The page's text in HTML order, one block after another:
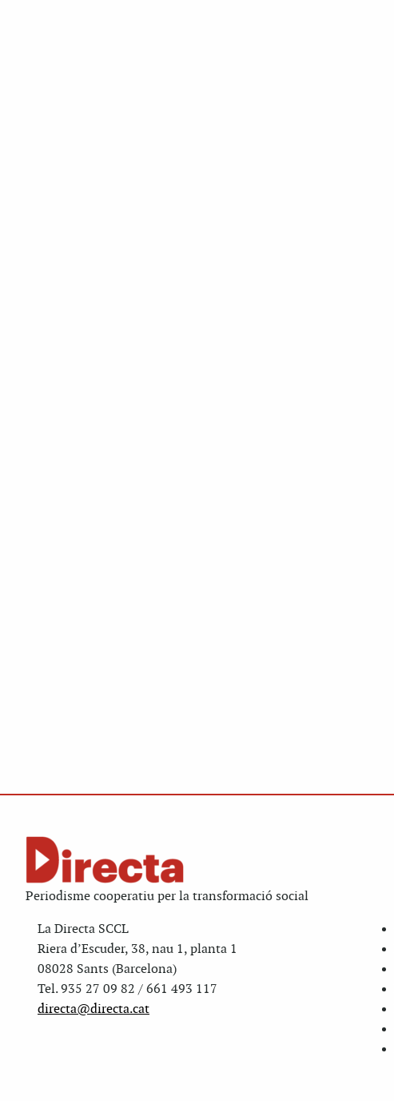
Periodisme cooperatiu per la transformació social
La Directa SCCL
Riera d’Escuder, 38, nau 1, planta 1
08028 Sants (Barcelona)
Tel. 935 27 09 82 / 661 493 117
directa@directa.cat